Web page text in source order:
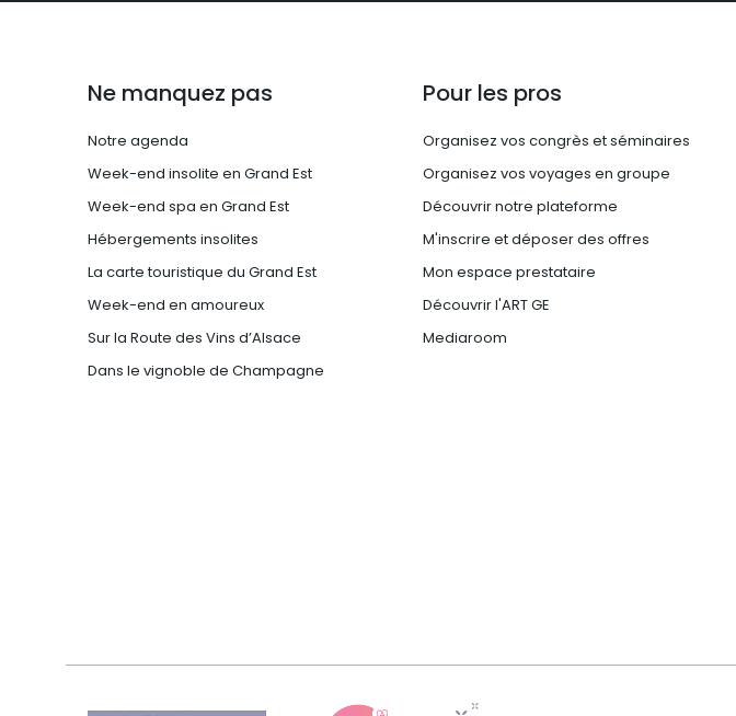
Ne manquez pas
Notre agenda
Week-end insolite en Grand Est
Week-end spa en Grand Est
Hébergements insolites
La carte touristique du Grand Est
Week-end en amoureux
Sur la Route des Vins d’Alsace
Dans le vignoble de Champagne
Pour les pros
Organisez vos congrès et séminaires
Organisez vos voyages en groupe
Découvrir notre plateforme
M'inscrire et déposer des offres
Mon espace prestataire
Découvrir l'ART GE
Mediaroom